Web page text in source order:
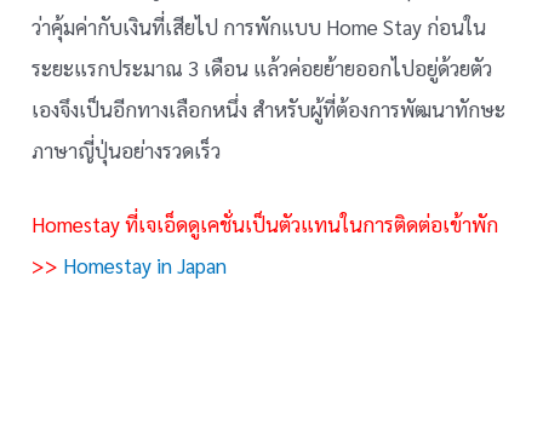
ว่าคุ้มค่ากับเงินที่เสียไป การพักแบบ Home Stay ก่อนใน
ระยะแรกประมาณ 3 เดือน แล้วค่อยย้ายออกไปอยู่ด้วยตัว
เองจึงเป็นอีกทางเลือกหนึ่ง สำหรับผู้ที่ต้องการพัฒนาทักษะ
ภาษาญี่ปุ่นอย่างรวดเร็ว
Homestay ที่เจเอ็ดดูเคชั่นเป็นตัวแทนในการติดต่อเข้าพัก
>> Homestay in Japan